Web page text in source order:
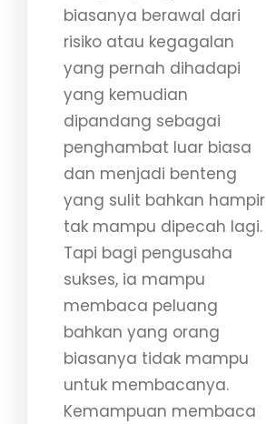
biasanya berawal dari
risiko atau kegagalan
yang pernah dihadapi
yang kemudian
dipandang sebagai
penghambat luar biasa
dan menjadi benteng
yang sulit bahkan hampir
tak mampu dipecah lagi.
Tapi bagi pengusaha
sukses, ia mampu
membaca peluang
bahkan yang orang
biasanya tidak mampu
untuk membacanya.
Kemampuan membaca